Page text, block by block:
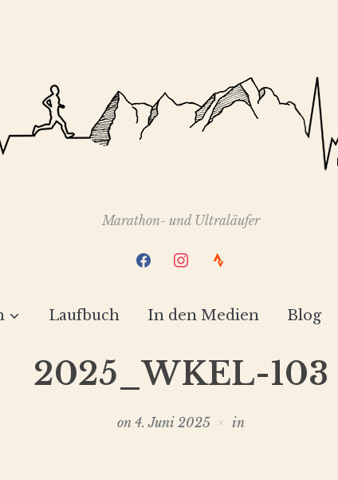
Marathon- und Ultraläufer
facebookinstagram
strava
Laufbuch In den Medien Blog
2025_WKEL-103
on 4. Juni 2025 in